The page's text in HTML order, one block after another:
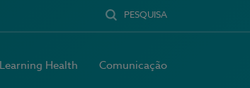
PESQUISA
Learning Health Comunicação